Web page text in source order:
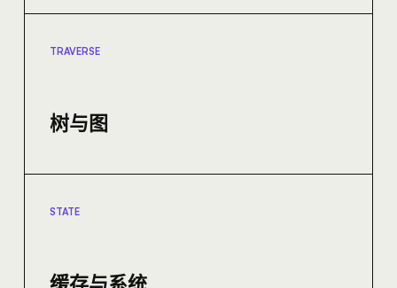
TRAVERSE
树与图
STATE
缓存与系统